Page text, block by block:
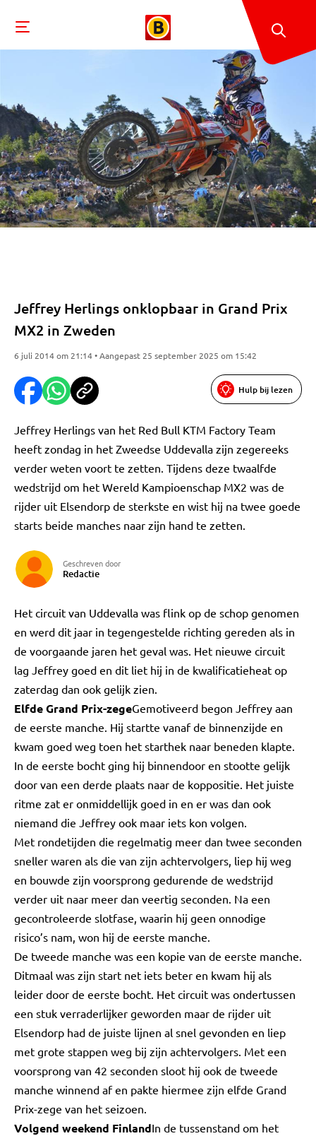
Jeffrey Herlings onklopbaar in Grand Prix
MX2 in Zweden
6 juli 2014 om 21:14 • Aangepast 25 september 2025 om 15:42
Hulp bij lezen
Jeffrey Herlings van het Red Bull KTM Factory Team
heeft zondag in het Zweedse Uddevalla zijn zegereeks
verder weten voort te zetten. Tijdens deze twaalfde
wedstrijd om het Wereld Kampioenschap MX2 was de
rijder uit Elsendorp de sterkste en wist hij na twee goede
starts beide manches naar zijn hand te zetten.
Geschreven door
Redactie
Het circuit van Uddevalla was flink op de schop genomen
en werd dit jaar in tegengestelde richting gereden als in
de voorgaande jaren het geval was. Het nieuwe circuit
lag Jeffrey goed en dit liet hij in de kwalificatieheat op
zaterdag dan ook gelijk zien.
Elfde Grand Prix-zegeGemotiveerd begon Jeffrey aan
de eerste manche. Hij startte vanaf de binnenzijde en
kwam goed weg toen het starthek naar beneden klapte.
In de eerste bocht ging hij binnendoor en stootte gelijk
door van een derde plaats naar de koppositie. Het juiste
ritme zat er onmiddellijk goed in en er was dan ook
niemand die Jeffrey ook maar iets kon volgen.
Met rondetijden die regelmatig meer dan twee seconden
sneller waren als die van zijn achtervolgers, liep hij weg
en bouwde zijn voorsprong gedurende de wedstrijd
verder uit naar meer dan veertig seconden. Na een
gecontroleerde slotfase, waarin hij geen onnodige
risico’s nam, won hij de eerste manche.
De tweede manche was een kopie van de eerste manche.
Ditmaal was zijn start net iets beter en kwam hij als
leider door de eerste bocht. Het circuit was ondertussen
een stuk verraderlijker geworden maar de rijder uit
Elsendorp had de juiste lijnen al snel gevonden en liep
met grote stappen weg bij zijn achtervolgers. Met een
voorsprong van 42 seconden sloot hij ook de tweede
manche winnend af en pakte hiermee zijn elfde Grand
Prix-zege van het seizoen.
Volgend weekend FinlandIn de tussenstand om het